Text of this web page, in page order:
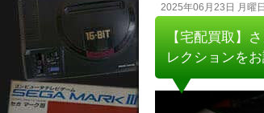
2025年06月23日 月曜日
【宅配買取】
レクションを